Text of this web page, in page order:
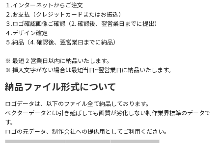
１.インターネットからご注文
２.お支払（クレジットカードまたはお振込）
３.ロゴ確認画像ご確認（2. 確認後、翌営業日までに提出）
４.デザイン確定
５.納品（4. 確認後、翌営業日までに納品）
※ 最短 2 営業日以内に納品いたします。
※ 挿入文字がない場合は最短当日~翌営業日に納品いたします。
納品ファイル形式について
ロゴデータは、以下のファイル全て納品しております。
ベクターデータとは引き延ばしても画質が劣化しない制作業界標準のデータで
す。
ロゴの元データ、制作会社への提供用としてご利用ください。